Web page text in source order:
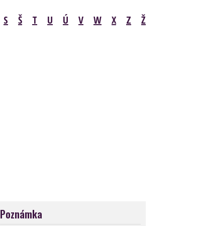
S Š T U Ú V W X Z Ž
Poznámka